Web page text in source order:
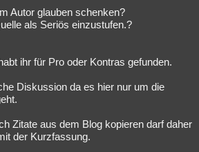
Autor glauben schenken?
als Seriös einzustufen.?
ihr für Pro oder Kontras gefunden.
Diskussion da es hier nur um die
Zitate aus dem Blog kopieren darf daher
der Kurzfassung.